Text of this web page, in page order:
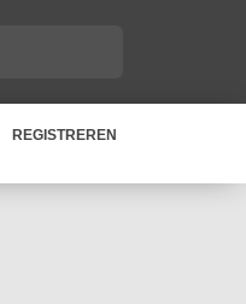
REGISTREREN